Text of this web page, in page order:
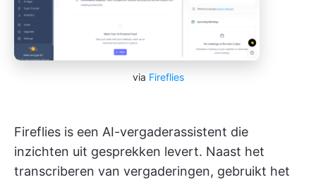
via Fireflies
Fireflies is een AI-vergaderassistent die
inzichten uit gesprekken levert. Naast het
transcriberen van vergaderingen, gebruikt het